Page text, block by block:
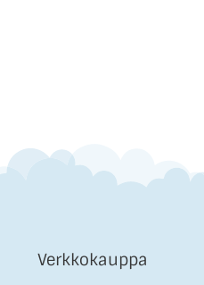
Verkkokauppa